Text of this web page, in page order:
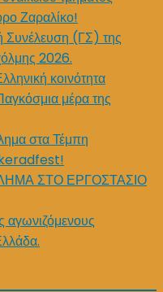
Ζαραλίκο!
Συνέλευση (ΓΣ) της
2026.
κοινότητα
μέρα της
στα Τέμπη
ΣΤΟ ΕΡΓΟΣΤΑΣΙΟ
αγωνιζόμενους